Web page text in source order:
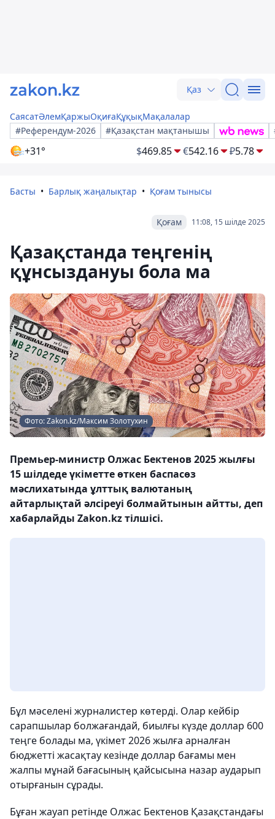
Қаз
СаясатӘлемҚаржыОқиғаҚұқықМақалалар
#Референдум-2026
#Қазақстан мақтанышы
+31° $469.85 €542.16 ₽5.78
Басты Барлық жаңалықтар Қоғам тынысы
11:08, 15 шілде 2025
Қоғам
Қазақстанда теңгенің
құнсыздануы бола ма
Фото: Zakon.kz/Максим Золотухин
Премьер-министр Олжас Бектенов 2025 жылғы
15 шілдеде үкіметте өткен баспасөз
мәслихатында ұлттық валютаның
айтарлықтай әлсіреуі болмайтынын айтты, деп
хабарлайды Zakon.kz тілшісі.
Бұл мәселені журналистер көтерді. Олар кейбір
сарапшылар болжағандай, биылғы күзде доллар 600
теңге болады ма, үкімет 2026 жылға арналған
бюджетті жасақтау кезінде доллар бағамы мен
жалпы мұнай бағасының қайсысына назар аударып
отырғанын сұрады.
Бұған жауап ретінде Олжас Бектенов Қазақстандағы